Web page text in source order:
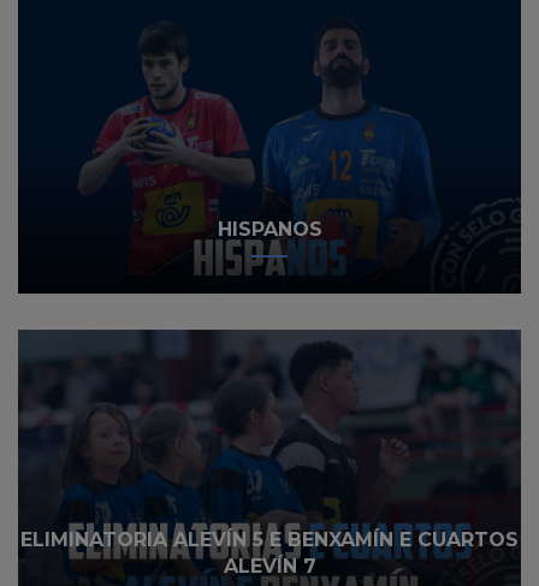
HISPANOS
ELIMINATORIA ALEVÍN 5 E BENXAMÍN E CUARTOS
ALEVÍN 7